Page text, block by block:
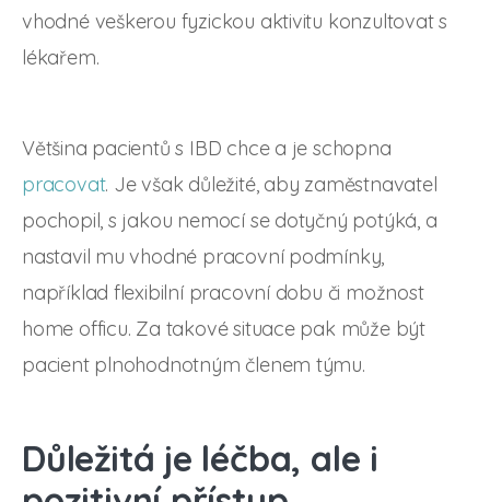
vhodné veškerou fyzickou aktivitu konzultovat s
lékařem.
Většina pacientů s IBD chce a je schopna
pracovat. Je však důležité, aby zaměstnavatel
pochopil, s jakou nemocí se dotyčný potýká, a
nastavil mu vhodné pracovní podmínky,
například flexibilní pracovní dobu či možnost
home officu. Za takové situace pak může být
pacient plnohodnotným členem týmu.
Důležitá je léčba, ale i